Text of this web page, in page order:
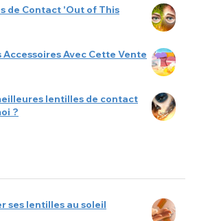
de Contact 'Out of This
Accessoires Avec Cette Vente
lentilles de contact
?
ses lentilles au soleil